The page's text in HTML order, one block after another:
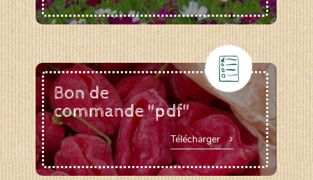
Bon de
commande "pdf"
Télécharger